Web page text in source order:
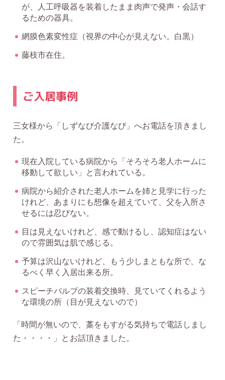
が、人工呼吸器を装着したまま肉声で発声・会話す
るための器具。
網膜色素変性症（視界の中心が見えない。白黒）
藤枝市在住。
ご入居事例
三女様から「しずなび介護なび」へお電話を頂きまし
た。
現在入院している病院から「そろそろ老人ホームに
移動して欲しい」と言われている。
病院から紹介された老人ホームを姉と見学に行った
けれど、あまりにも想像を超えていて、父を入所さ
せるには忍びない。
目は見えないけれど、感で動けるし、認知症はない
ので雰囲気は肌で感じる。
予算は沢山ないけれど、もう少しまともな所で、な
るべく早く入居出来る所。
スピーチバルブの装着交換時、見ていてくれるよう
な環境の所（目が見えないので）
「時間が無いので、藁をもすがる気持ちで電話しまし
た・・・・」とお話頂きました。